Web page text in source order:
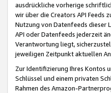
ausdrückliche vorherige
wir über die Creators API Feeds
Nutzung von Datenfeeds dieser
API oder Datenfeeds jederzeit
Verantwortung liegt,
jeweiligen Zeitpunkt aktuellen
Zur Identifizierung Ihres Kontos
Schlüssel und einem privaten
Rahmen des Amazon-